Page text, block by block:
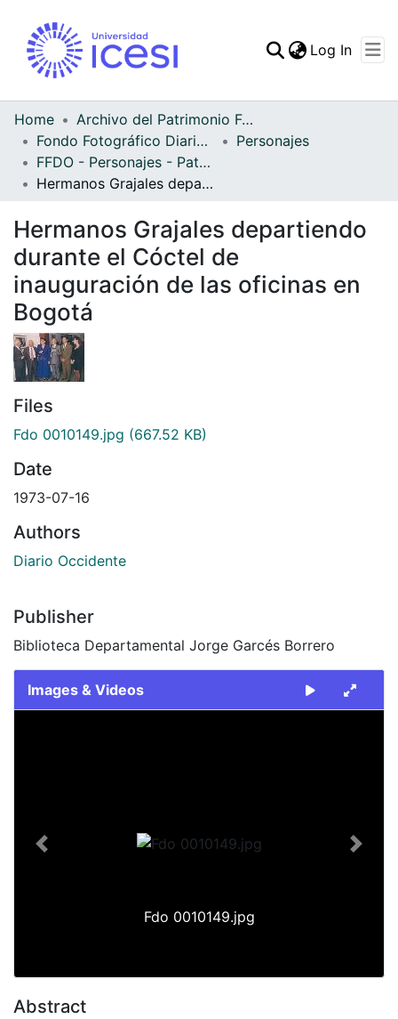
Statistics
Log In
Home
Archivo del Patrimonio Fotográfico y Fílmico del Valle del Cauca
Fondo Fotográfico Diario Occidente
Personajes
FFDO - Personajes - Patrimonial
Hermanos Grajales departiendo durante el Cóctel de inauguración de las oficinas en Bogotá
Hermanos Grajales departiendo
durante el Cóctel de
inauguración de las oficinas en
Bogotá
Files
Fdo 0010149.jpg (667.52 KB)
Date
1973-07-16
Authors
Diario Occidente
Publisher
Biblioteca Departamental Jorge Garcés Borrero
Images & Videos
Fdo 0010149.jpg
Previous Next
Abstract